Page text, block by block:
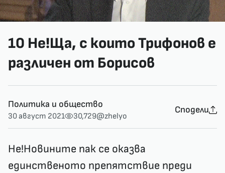
10 Не!Ща, с които Трифонов е
различен от Борисов
Политика и общество
30 август 2021 30,729@zhelyo
Сподели
Не!Новините пак се оказва
единственото препятствие преди